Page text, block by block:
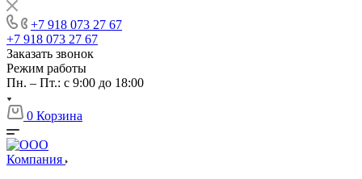
+7 918 073 27 67
+7 918 073 27 67
Заказать звонок
Режим работы
Пн. – Пт.: с 9:00 до 18:00
0 Корзина
Компания